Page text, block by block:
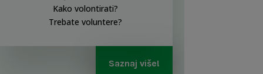
Kako volontirati?
Trebate voluntere?
Saznaj više!